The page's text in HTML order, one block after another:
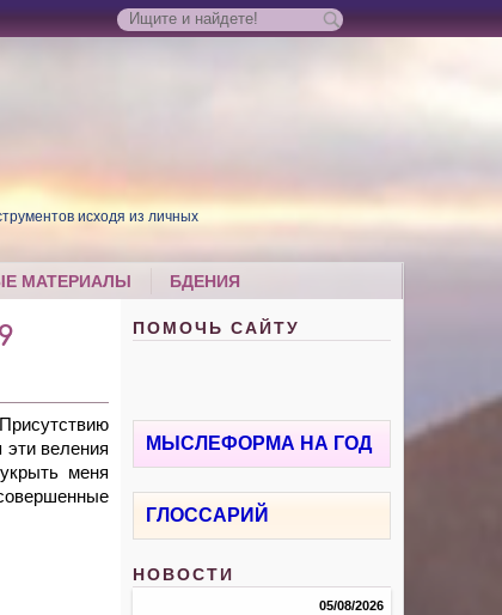
исходя из личных
МАТЕРИАЛЫ БДЕНИЯ
веления
меня
ПОМОЧЬ САЙТУ
МЫСЛЕФОРМА НА ГОД
ГЛОССАРИЙ
НОВОСТИ
05/08/2026